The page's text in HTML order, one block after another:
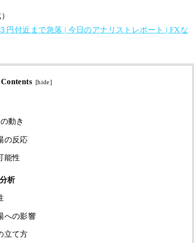
円付近まで急落 | 今日のアナリストレポート | FXな
Contents [hide]
動き
の反応
能性
析
への影響
立て方